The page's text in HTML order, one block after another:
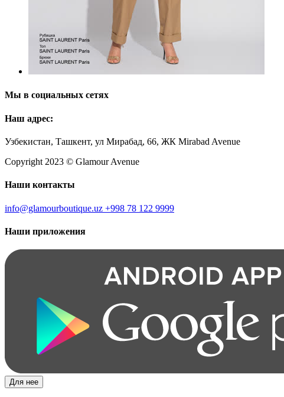
Мы в социальных сетях
Наш адрес:
Узбекистан, Ташкент, ул Мирабад, 66, ЖК Mirabad Avenue
Copyright 2023 © Glamour Avenue
Наши контакты
info@glamourboutique.uz +998 78 122 9999
Наши приложения
Для нее